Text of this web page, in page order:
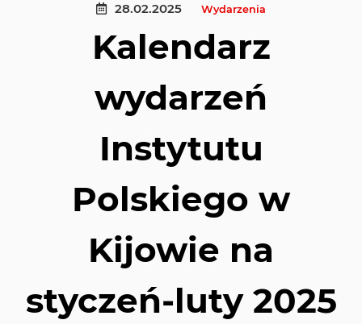
28.02.2025 Wydarzenia
Kalendarz
wydarzeń
Instytutu
Polskiego w
Kijowie na
styczeń-luty 2025